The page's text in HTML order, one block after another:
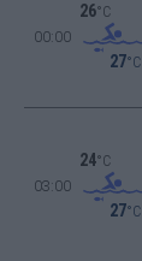
00:00
26°C
27°C
03:00
24°C
27°C